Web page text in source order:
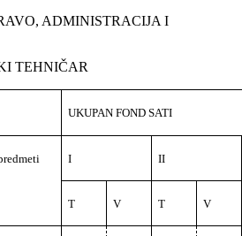
ADMINISTRACIJA I
TEHNIČAR
UKUPAN FOND SATI
I II
T V T V